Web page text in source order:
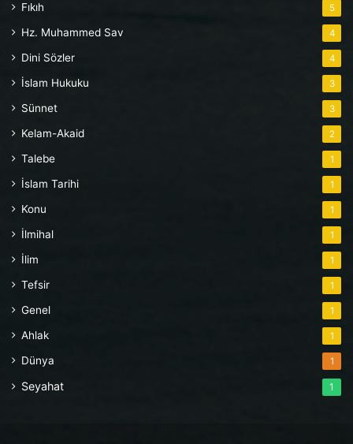
Fıkıh 5
Hz. Muhammed Sav 4
Dini Sözler 4
İslam Hukuku 3
Sünnet 3
Kelam-Akaid 2
Talebe 1
İslam Tarihi 1
Konu 1
İlmihal 1
İlim 1
Tefsir 1
Genel 1
Ahlak 1
Dünya 1
Seyahat 1